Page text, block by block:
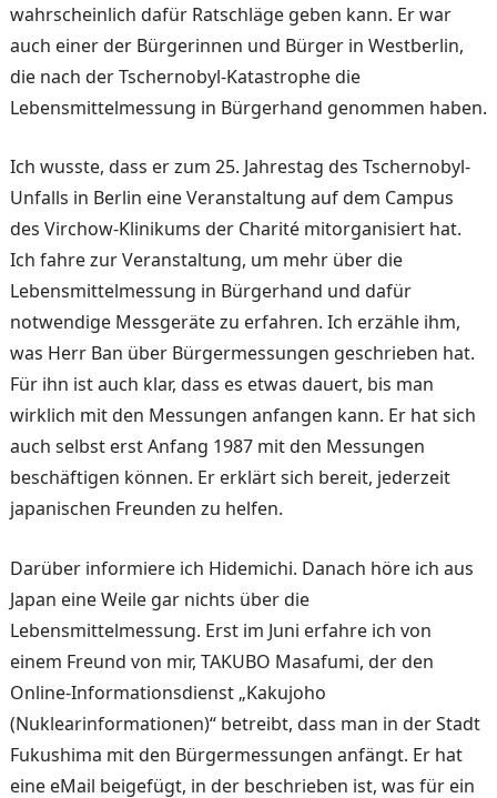
wahrscheinlich dafür Ratschläge geben kann. Er war
auch einer der Bürgerinnen und Bürger in Westberlin,
die nach der Tschernobyl-Katastrophe die
Lebensmittelmessung in Bürgerhand genommen haben.
Ich wusste, dass er zum 25. Jahrestag des Tschernobyl-
Unfalls in Berlin eine Veranstaltung auf dem Campus
des Virchow-Klinikums der Charité mitorganisiert hat.
Ich fahre zur Veranstaltung, um mehr über die
Lebensmittelmessung in Bürgerhand und dafür
notwendige Messgeräte zu erfahren. Ich erzähle ihm,
was Herr Ban über Bürgermessungen geschrieben hat.
Für ihn ist auch klar, dass es etwas dauert, bis man
wirklich mit den Messungen anfangen kann. Er hat sich
auch selbst erst Anfang 1987 mit den Messungen
beschäftigen können. Er erklärt sich bereit, jederzeit
japanischen Freunden zu helfen.
Darüber informiere ich Hidemichi. Danach höre ich aus
Japan eine Weile gar nichts über die
Lebensmittelmessung. Erst im Juni erfahre ich von
einem Freund von mir, TAKUBO Masafumi, der den
Online-Informationsdienst „Kakujoho
(Nuklearinformationen)“ betreibt, dass man in der Stadt
Fukushima mit den Bürgermessungen anfängt. Er hat
eine eMail beigefügt, in der beschrieben ist, was für ein